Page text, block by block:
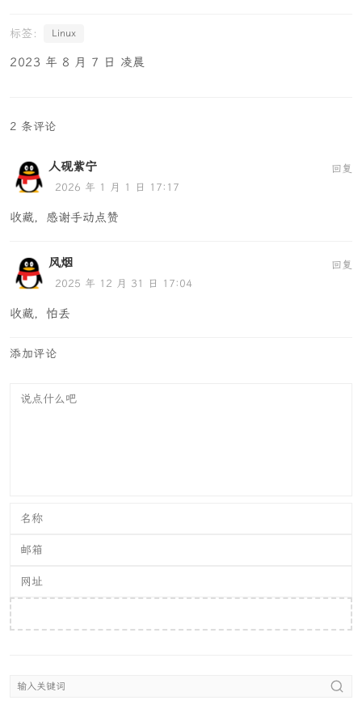
-w
# Use a proxy server for the requests.
-y
# 用于生成html表格每行的属性名 (<tr>)
# 用于生成html表格每列的属性名 (<td>)
Linux
2023 年 8 月 7 日 凌晨
2 条评论
人砚紫宁
2026 年 1 月 1 日 17:17
收藏，感谢手动点赞
回复
风烟
2025 年 12 月 31 日 17:04
收藏，怕丢
回复
添加评论